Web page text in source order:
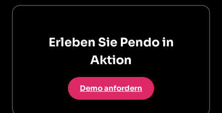
Erleben Sie Pendo in
Aktion
Demo anfordern